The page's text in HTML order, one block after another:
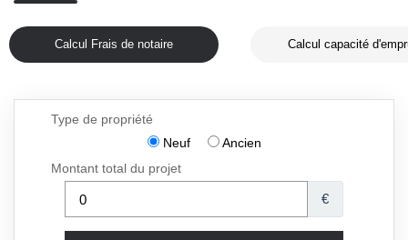
Calcul Frais de notaire Calcul capacité